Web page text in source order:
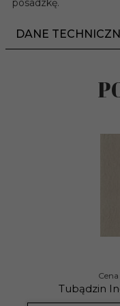
posadzkę.
DANE
Tubądzin